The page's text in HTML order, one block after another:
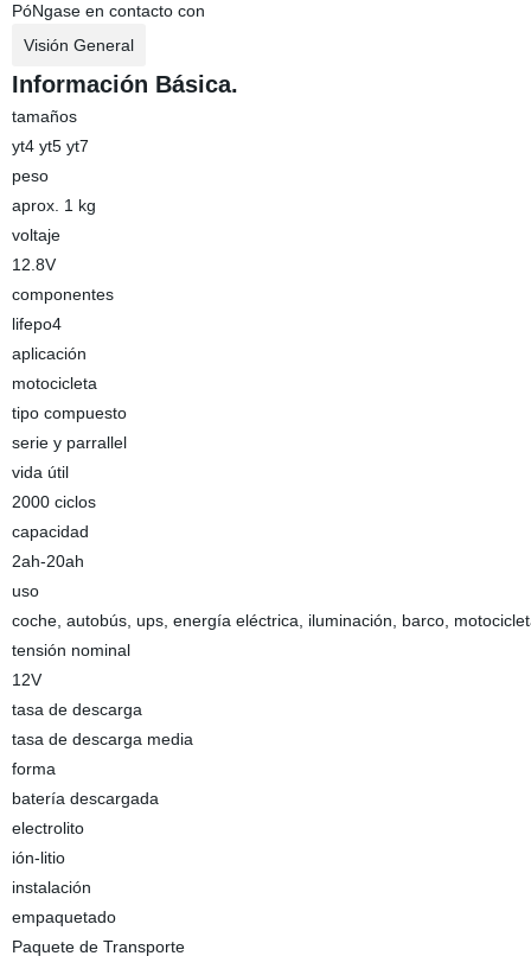
PóNgase en contacto con
Visión General
Información Básica.
tamaños
yt4 yt5 yt7
peso
aprox. 1 kg
voltaje
12.8V
componentes
lifepo4
aplicación
motocicleta
tipo compuesto
serie y parrallel
vida útil
2000 ciclos
capacidad
2ah-20ah
uso
coche, autobús, ups, energía eléctrica, iluminación, barco,
tensión nominal
12V
tasa de descarga
tasa de descarga media
forma
batería descargada
electrolito
ión-litio
instalación
empaquetado
Paquete de Transporte